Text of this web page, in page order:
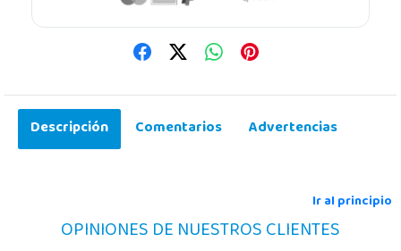
Descripción Comentarios Advertencias
Ir al principio
OPINIONES DE NUESTROS CLIENTES